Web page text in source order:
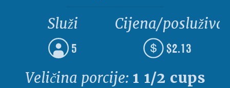
Služi
5
Cijena/
$2.13
Veličina porcije: 1 1/2 cups